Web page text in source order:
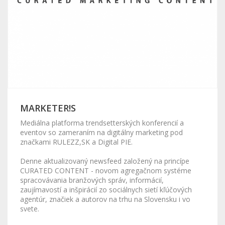
MARKETER!S
Mediálna platforma trendsetterských konferencií a
eventov so zameraním na digitálny marketing pod
značkami RULEZZ,SK a Digital PIE.
Denne aktualizovaný newsfeed založený na princípe
CURATED CONTENT - novom agregačnom systéme
spracovávania branžových správ, informácií,
zaujímavostí a inšpirácií zo sociálnych sietí kľúčových
agentúr, značiek a autorov na trhu na Slovensku i vo
svete.